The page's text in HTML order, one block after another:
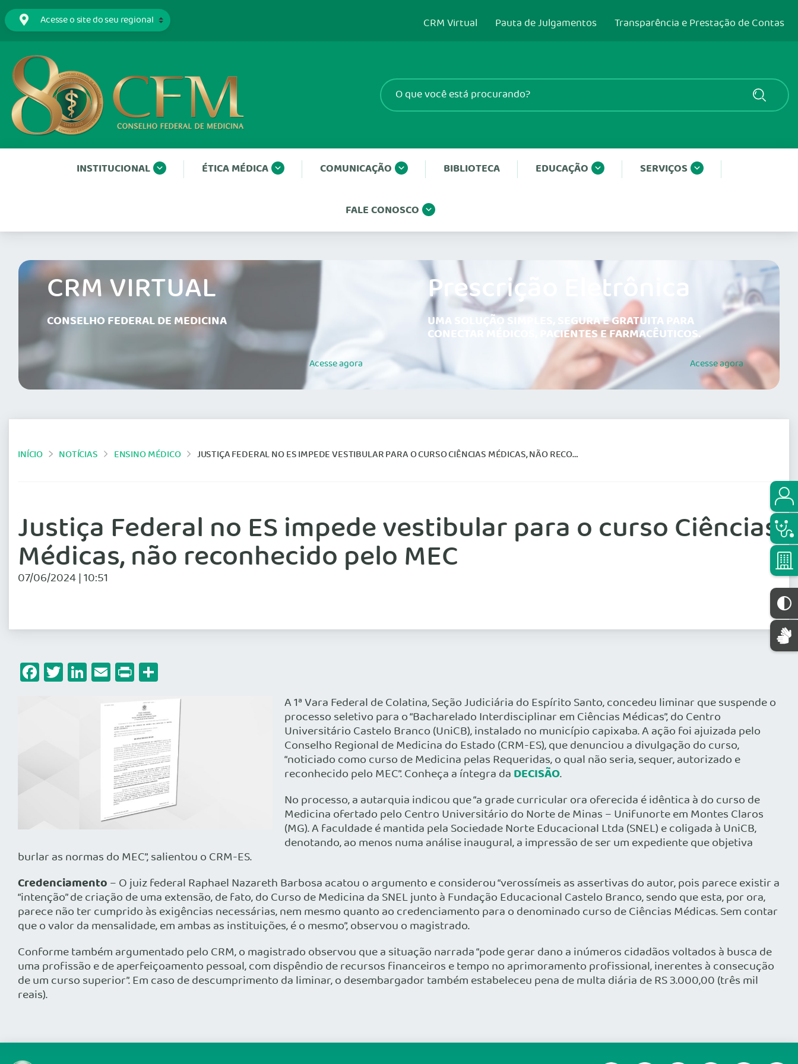
CRM Virtual Pauta de Julgamentos Transparência e Prestação de Contas
INSTITUCIONAL ÉTICA MÉDICA COMUNICAÇÃO BIBLIOTECA EDUCAÇÃO SERVIÇOS
FALE CONOSCO
CRM VIRTUAL
CONSELHO FEDERAL DE MEDICINA
Acesseagora
Prescrição Eletrônica
UMA SOLUÇÃO SIMPLES, SEGURA E GRATUITA PARA
CONECTAR MÉDICOS, PACIENTES E FARMACÊUTICOS.
Acesseagora
INÍCIO NOTÍCIAS ENSINO MÉDICO JUSTIÇA FEDERAL NO ES IMPEDE VESTIBULAR PARA O CURSO CIÊNCIAS MÉDICAS, NÃO RECONHECIDO PELO MEC
Justiça Federal no ES impede vestibular para o curso Ciências
Médicas, não reconhecido pelo MEC
07/06/2024 | 10:51
Facebook
Twitter
LinkedIn
Email
Print
A 1ª Vara Federal de Colatina, Seção Judiciária do Espírito Santo, concedeu liminar que suspende o
processo seletivo para o “Bacharelado Interdisciplinar em Ciências Médicas”, do Centro
Universitário Castelo Branco (UniCB), instalado no município capixaba. A ação foi ajuizada pelo
Conselho Regional de Medicina do Estado (CRM-ES), que denunciou a divulgação do curso,
“noticiado como curso de Medicina pelas Requeridas, o qual não seria, sequer, autorizado e
reconhecido pelo MEC”. Conheça a íntegra da DECISÃO.
No processo, a autarquia indicou que “a grade curricular ora oferecida é idêntica à do curso de
Medicina ofertado pelo Centro Universitário do Norte de Minas – Unifunorte em Montes Claros
(MG). A faculdade é mantida pela Sociedade Norte Educacional Ltda (SNEL) e coligada à UniCB,
denotando, ao menos numa análise inaugural, a impressão de ser um expediente que objetiva
burlar as normas do MEC”, salientou o CRM-ES.
Credenciamento – O juiz federal Raphael Nazareth Barbosa acatou o argumento e considerou “verossímeis as assertivas do autor, pois parece existir a
“intenção” de criação de uma extensão, de fato, do Curso de Medicina da SNEL junto à Fundação Educacional Castelo Branco, sendo que esta, por ora,
parece não ter cumprido às exigências necessárias, nem mesmo quanto ao credenciamento para o denominado curso de Ciências Médicas. Sem contar
que o valor da mensalidade, em ambas as instituições, é o mesmo”, observou o magistrado.
Conforme também argumentado pelo CRM, o magistrado observou que a situação narrada “pode gerar dano a inúmeros cidadãos voltados à busca de
uma profissão e de aperfeiçoamento pessoal, com dispêndio de recursos financeiros e tempo no aprimoramento profissional, inerentes à consecução
de um curso superior”. Em caso de descumprimento da liminar, o desembargador também estabeleceu pena de multa diária de RS 3.000,00 (três mil
reais).